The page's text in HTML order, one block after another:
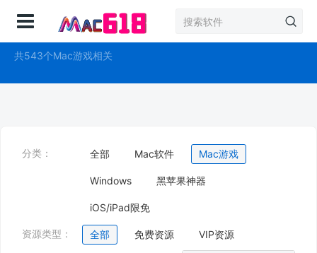
Mac游戏
共543个Mac游戏相关
分类： 全部 Mac软件 Mac游戏
Windows 黑苹果神器
iOS/iPad限免
资源类型： 全部 免费资源 VIP资源